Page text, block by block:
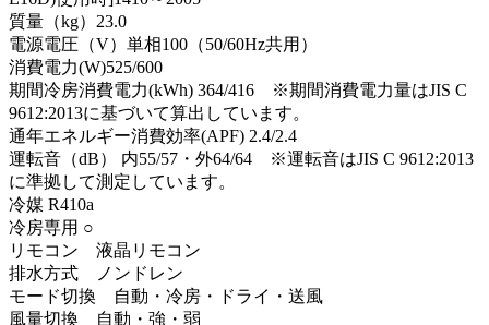
質量（kg）23.0
電源電圧（V）単相100（50/60Hz共用）
消費電力(W)525/600
期間冷房消費電力(kWh) 364/416 ※期間消費電力量はJIS C
9612:2013に基づいて算出しています。
通年エネルギー消費効率(APF) 2.4/2.4
運転音（dB） 内55/57・外64/64 ※運転音はJIS C 9612:2013
に準拠して測定しています。
冷媒 R410a
冷房専用 ○
リモコン 液晶リモコン
排水方式 ノンドレン
モード切換 自動・冷房・ドライ・送風
風量切換 自動・強・弱